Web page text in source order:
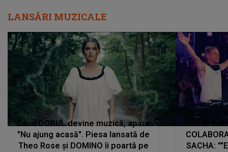
LANSĂRI MUZICALE
Când DORUL devine muzică, apare
"Nu ajung acasă". Piesa lansată de
Theo Rose și DOMINO îi poartă pe
SACHA: